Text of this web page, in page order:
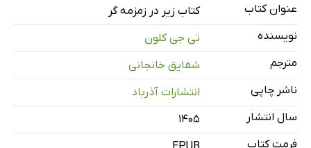
عنوان کتاب
کتاب زیر در زمزمه گر
نویسنده
تی جی کلون
مترجم
شقایق خانجانی
ناشر چاپی
انتشارات آذرباد
سال انتشار
۱۴۰۵
فرمت کتاب